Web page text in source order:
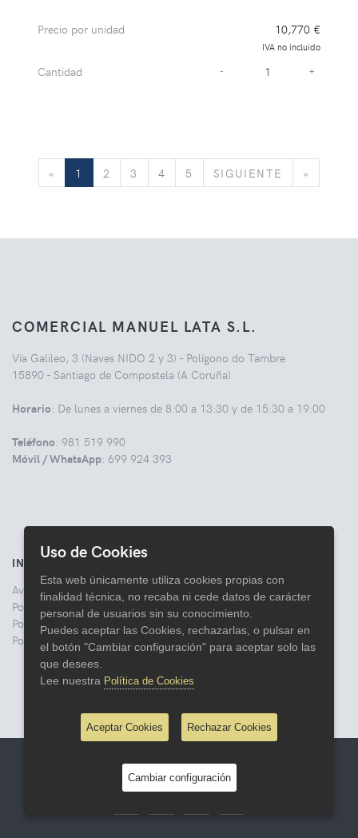
Precio por unidad 10,770 €
IVA no incluido
Cantidad - +
« 1 2 3 4 5 SIGUIENTE SIGUIENTE
»
COMERCIAL MANUEL LATA S.L.
Vía Galileo, 3 (Naves NIDO 2 y 3) - Polígono do Tambre
15890 - Santiago de Compostela (A Coruña)
Horario: De lunes a viernes de 8:00 a 13:30 y de 15:30 a 19:00
Teléfono: 981 519 990
Móvil / WhatsApp: 699 924 393
INFORMACIÓN
Aviso legal
Politica de Privacidad
Política de Cookies
Política de Devoluciones
© 2026 Comercial Lata
Uso de Cookies
Esta web únicamente utiliza cookies propias con
finalidad técnica, no recaba ni cede datos de carácter
personal de usuarios sin su conocimiento.
Puedes aceptar las Cookies, rechazarlas, o pulsar en
el botón "Cambiar configuración" para aceptar solo las
que desees.
Lee nuestra Política de Cookies
Aceptar Cookies Rechazar Cookies
Cambiar configuración